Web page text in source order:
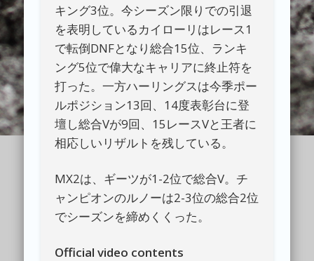
キング3位。今シーズン限りでの引退
を表明しているカイローリはレース1
で転倒DNFとなり総合15位、ランキ
ング5位で偉大なキャリアに終止符を
打った。一方ハーリングスは今季ポー
ルポジション13回、14度表彰台に登
壇し総合Vが9回、15レースVと王者に
相応しいリザルトを残している。
MX2は、ギーツが1-2位で総合V。チ
ャンピオンのルノーは2-3位の総合2位
でシーズンを締めくくった。
Official video contents